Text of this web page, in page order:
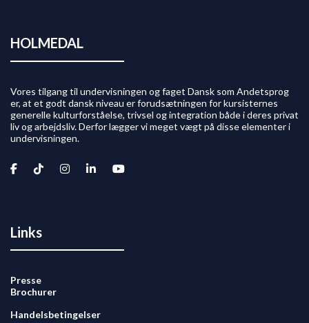
HOLMEDAL
Vores tilgang til undervisningen og faget Dansk som Andetsprog
er, at et godt dansk niveau er forudsætningen for kursisternes
generelle kulturforståelse, trivsel og integration både i deres privat
liv og arbejdsliv. Derfor lægger vi meget vægt på disse elementer i
undervisningen.
Links
Presse
Brochurer
Handelsbetingelser